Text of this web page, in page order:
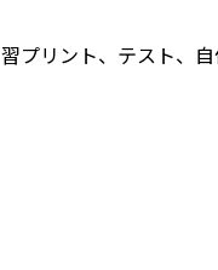
プリント、テスト、